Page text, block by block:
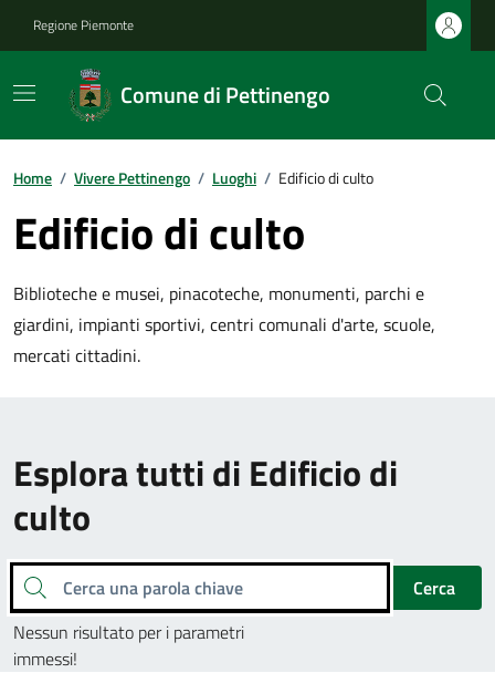
Regione Piemonte
Comune di Pettinengo
Home / Vivere Pettinengo / Luoghi / Edificio di culto
Edificio di culto
Biblioteche e musei, pinacoteche, monumenti, parchi e
giardini, impianti sportivi, centri comunali d'arte, scuole,
mercati cittadini.
Esplora tutti di Edificio di
culto
Cerca una parola chiave
Cerca
Nessun risultato per i parametri
immessi!